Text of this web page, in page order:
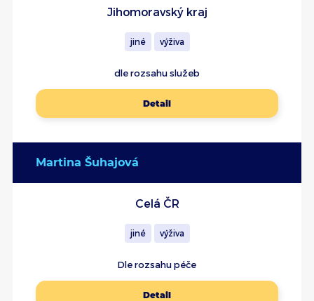
Jihomoravský kraj
jiné výživa
dle rozsahu služeb
Detail
Martina Šuhajová
Celá ČR
jiné výživa
Dle rozsahu péče
Detail